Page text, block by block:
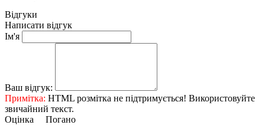
Відгуки
Написати відгук
Ім'я
Ваш відгук:
Примітка: HTML розмітка не підтримується! Використовуйте
звичайний текст.
Оцінка Погано